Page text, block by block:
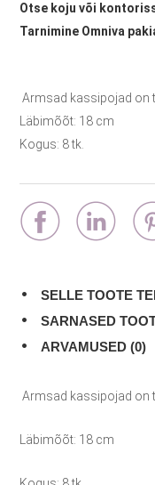
Otse koju või
Tarnimine Omniva
Armsad kassipojad on
Läbimõõt: 18 cm
Kogus: 8 tk.
SELLE TOOTE
SARNASED
ARVAMUSED (0)
Armsad kassipojad on
Läbimõõt: 18 cm